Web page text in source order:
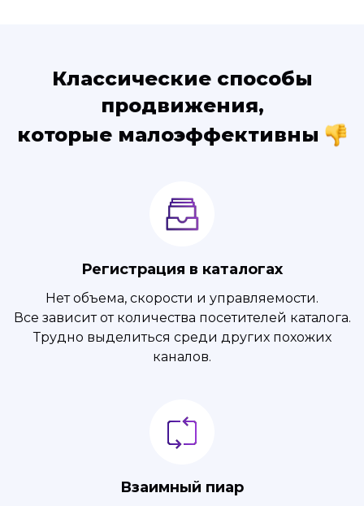
Классические способы
продвижения,
которые малоэффективны
Регистрация в каталогах
Нет объема, скорости и управляемости.
Все зависит от количества посетителей каталога.
Трудно выделиться среди других похожих
каналов.
Взаимный пиар